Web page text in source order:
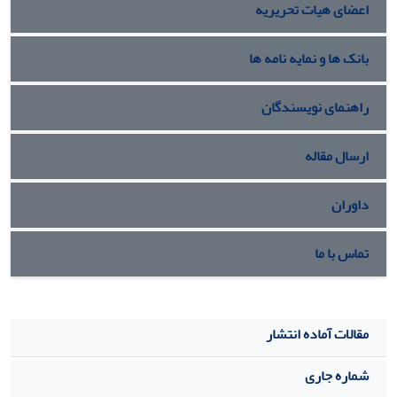
اعضای هیات تحریریه
بانک ها و نمایه نامه ها
راهنمای نویسندگان
ارسال مقاله
داوران
تماس با ما
مقالات آماده انتشار
شماره جاری